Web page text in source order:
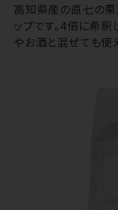
高知県産の直七の果
ップです。4倍に希釈
やお酒と混ぜても使